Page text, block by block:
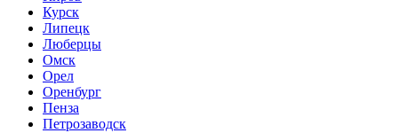
Курск
Липецк
Люберцы
Омск
Орел
Оренбург
Пенза
Петрозаводск